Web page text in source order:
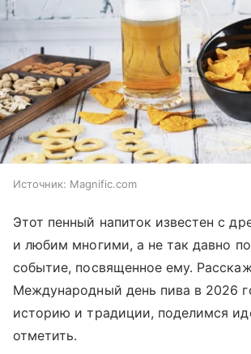
Источник: Magnific.com
Этот пенный напиток известен с
и любим многими, а не так давно
событие, посвященное ему.
Международный день пива в 2026
историю и традиции, поделимся
отметить.